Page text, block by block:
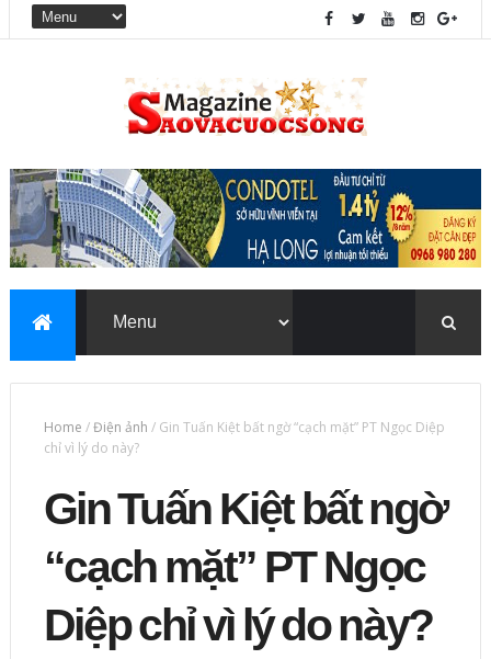
Home /Điện ảnh / Gin Tuấn Kiệt bất ngờ “cạch mặt” PT Ngọc Diệp
chỉ vì lý do này?
Gin Tuấn Kiệt bất ngờ
“cạch mặt” PT Ngọc
Diệp chỉ vì lý do này?